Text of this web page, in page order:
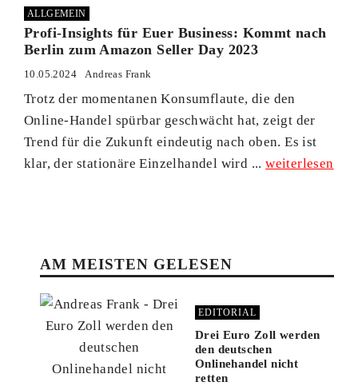
ALLGEMEIN
Profi-Insights für Euer Business: Kommt nach
Berlin zum Amazon Seller Day 2023
10.05.2024 Andreas Frank
Trotz der momentanen Konsumflaute, die den
Online-Handel spürbar geschwächt hat, zeigt der
Trend für die Zukunft eindeutig nach oben. Es ist
klar, der stationäre Einzelhandel wird ...weiterlesen
AM MEISTEN GELESEN
EDITORIAL
Drei Euro Zoll werden
den deutschen
Onlinehandel nicht
retten